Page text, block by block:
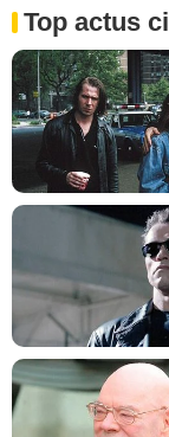
Top actus